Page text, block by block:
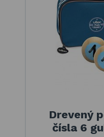
Drevený
čísla 6